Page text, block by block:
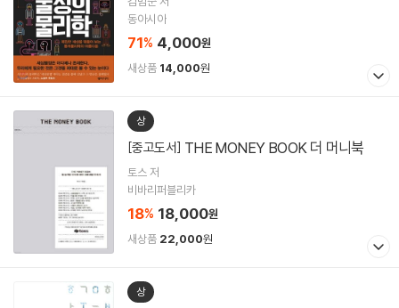
동아시아
71% 4,000원
새상품 14,000원
상
[중고도서] THE MONEY BOOK 더 머니북
토스 저
비바리퍼블리카
18% 18,000원
새상품 22,000원
상